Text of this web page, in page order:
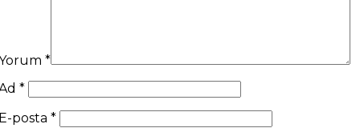
*
*
posta *